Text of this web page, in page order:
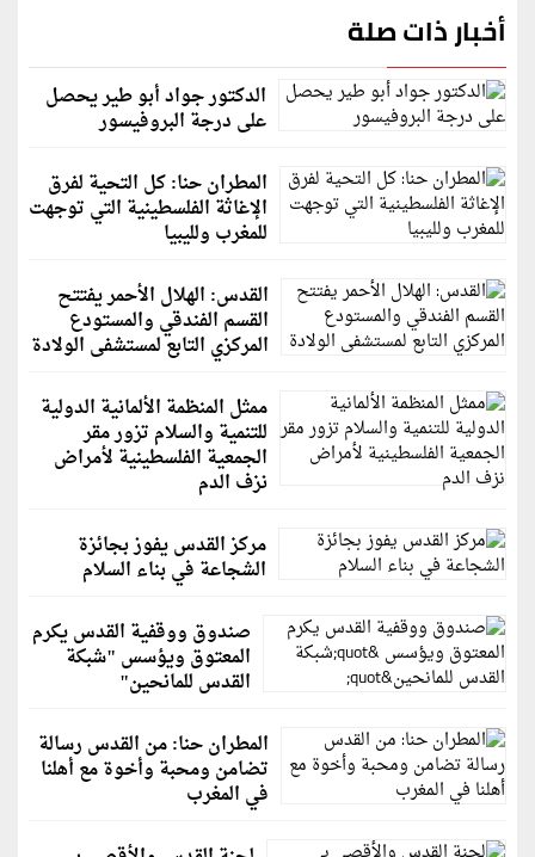
أخبار ذات صلة
الدكتور جواد أبو طير يحصل
على درجة البروفيسور
المطران حنا: كل التحية لفرق
الإغاثة الفلسطينية التي توجهت
للمغرب ولليبيا
القدس: الهلال الأحمر يفتتح
القسم الفندقي والمستودع
المركزي التابع لمستشفى الولادة
ممثل المنظمة الألمانية الدولية
للتنمية والسلام تزور مقر
الجمعية الفلسطينية لأمراض
نزف الدم
مركز القدس يفوز بجائزة
الشجاعة في بناء السلام
صندوق ووقفية القدس يكرم
المعتوق ويؤسس "شبكة
القدس للمانحين"
المطران حنا: من القدس رسالة
تضامن ومحبة وأخوة مع أهلنا
في المغرب